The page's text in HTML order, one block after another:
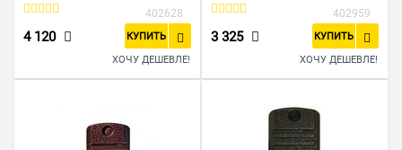
402628
4 120 КУПИТЬ
ХОЧУ ДЕШЕВЛЕ!
402959
3 325 КУПИТЬ
ХОЧУ ДЕШЕВЛЕ!